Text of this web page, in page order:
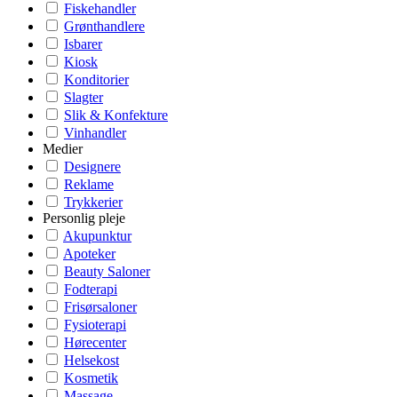
Fiskehandler
Grønthandlere
Isbarer
Kiosk
Konditorier
Slagter
Slik & Konfekture
Vinhandler
Medier
Designere
Reklame
Trykkerier
Personlig pleje
Akupunktur
Apoteker
Beauty Saloner
Fodterapi
Frisørsaloner
Fysioterapi
Hørecenter
Helsekost
Kosmetik